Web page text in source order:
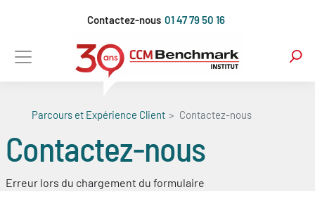
principal
Contactez-nous 01 47 79 50 16
Parcours et Expérience Client Contactez-nous
Contactez-nous
Erreur lors du chargement du formulaire